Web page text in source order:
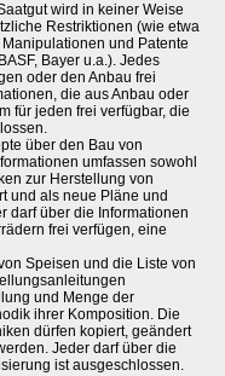
wird in keiner Weise
Restriktionen (wie etwa
und Patente
Bayer u.a.). Jedes
oder den Anbau frei
die aus Anbau oder
für jeden frei verfügbar, die
über den Bau von
umfassen sowohl
zur Herstellung von
und als neue Pläne und
darf über die Informationen
frei verfügen, eine
Speisen und die Liste von
und Menge der
ihrer Komposition. Die
dürfen kopiert, geändert
Jeder darf über die
ist ausgeschlossen.